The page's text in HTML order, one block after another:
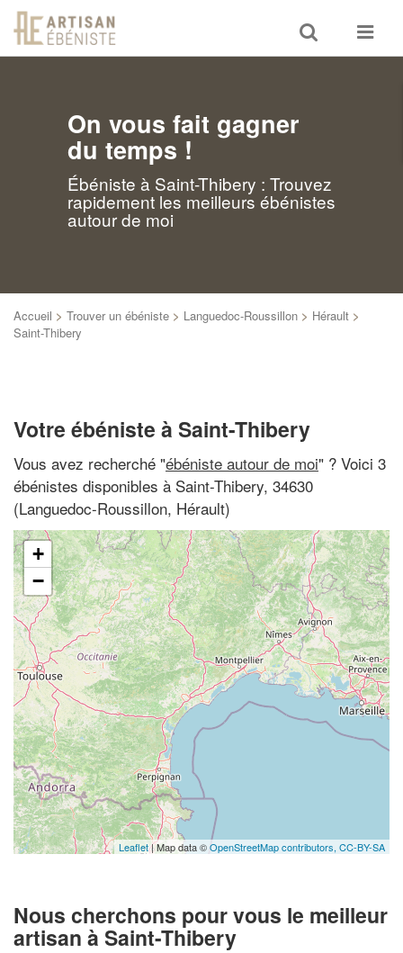
Toggle
search
Toggle
On vous fait gagner
du temps !
Ébéniste à Saint-Thibery : Trouvez
rapidement les meilleurs ébénistes
autour de moi
Accueil > Trouver un ébéniste > Languedoc-Roussillon > Hérault >
Saint-Thibery
Votre ébéniste à Saint-Thibery
Vous avez recherché "ébéniste autour de moi" ? Voici 3
ébénistes disponibles à Saint-Thibery, 34630
(Languedoc-Roussillon, Hérault)
+
−
Leaflet| Map data ©OpenStreetMap contributors, CC-BY-SA
Nous cherchons pour vous le meilleur
artisan à Saint-Thibery